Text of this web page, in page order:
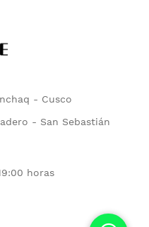
- Cusco
- San Sebastián
horas